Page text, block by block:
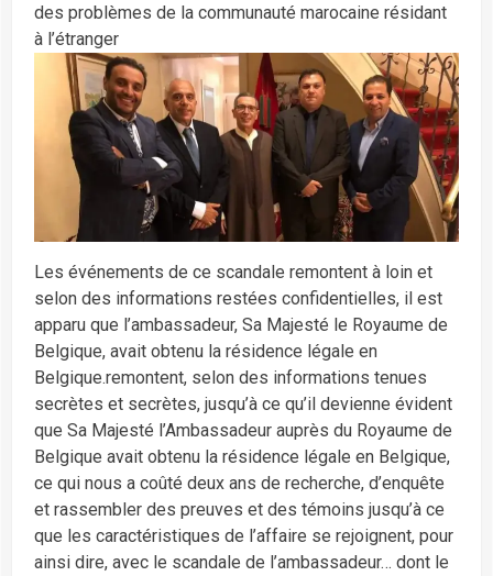
des problèmes de la communauté marocaine résidant
à l’étranger
Les événements de ce scandale remontent à loin et
selon des informations restées confidentielles, il est
apparu que l’ambassadeur, Sa Majesté le Royaume de
Belgique, avait obtenu la résidence légale en
Belgique.remontent, selon des informations tenues
secrètes et secrètes, jusqu’à ce qu’il devienne évident
que Sa Majesté l’Ambassadeur auprès du Royaume de
Belgique avait obtenu la résidence légale en Belgique,
ce qui nous a coûté deux ans de recherche, d’enquête
et rassembler des preuves et des témoins jusqu’à ce
que les caractéristiques de l’affaire se rejoignent, pour
ainsi dire, avec le scandale de l’ambassadeur… dont le